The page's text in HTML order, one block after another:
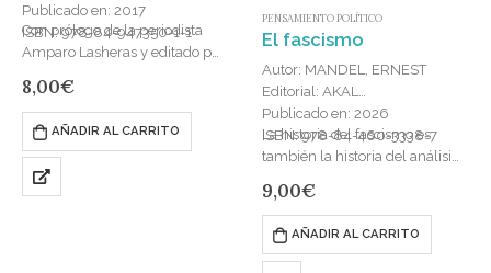
Publicado en: 2017
ISBN: 978-84-947350-1-1
Con prólogo de la periodista
Amparo Lasheras y editado por
a la calle este ensayo sobre le
fascismo…
8,00€
AÑADIR AL CARRITO
PENSAMIENTO POLÍTICO
El fascismo
Autor: MANDEL, ERNEST
Editorial: AKAL
Publicado en: 2026
ISBN: 978-84-460-3338-7
La historia del fascismo es
también la historia del análisis
simultánea de un fenómeno
social nuevo de las tentativas…
9,00€
AÑADIR AL CARRITO